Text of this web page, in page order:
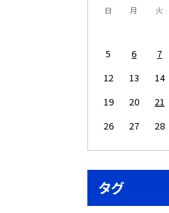
日 月 火
5
6 7
12
13 14
19
20 21
26
27 28
タグ